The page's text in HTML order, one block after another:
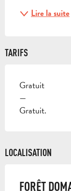
Lire la suite
TARIFS
Gratuit
—
Gratuit.
LOCALISATION
FORÊT